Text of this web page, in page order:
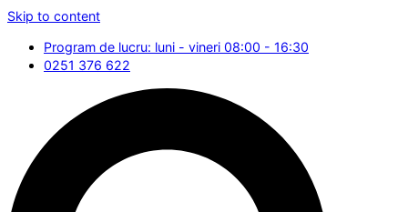
Skip to content
Program de lucru: luni - vineri 08:00 - 16:30
0251 376 622